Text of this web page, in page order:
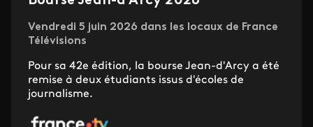
Vendredi 5 juin 2026 dans les locaux de France
Télévisions
Pour sa 42e édition, la bourse Jean-d'Arcy a été
remise à deux étudiants issus d'écoles de
journalisme.